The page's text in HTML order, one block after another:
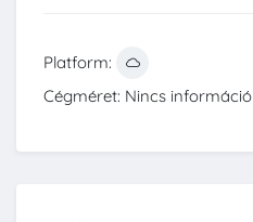
Platform:
Cégméret: Nincs információ